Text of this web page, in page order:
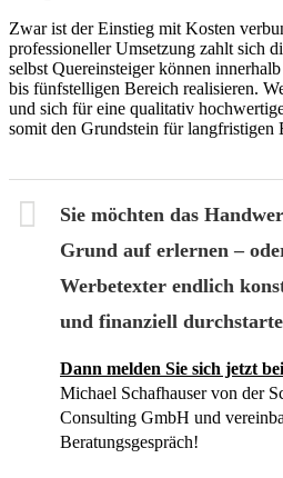
Zwar ist der Einstieg mit Kosten
professioneller Umsetzung zahlt sich
selbst Quereinsteiger können
bis fünfstelligen Bereich realisieren.
und sich für eine qualitativ
somit den Grundstein für langfristigen
Sie möchten das
Grund auf erlernen –
Werbetexter endlich
und finanziell
Dann melden Sie sich jetzt bei
Michael Schafhauser von der
Consulting GmbH und
Beratungsgespräch!